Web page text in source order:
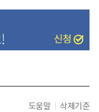
도움말 삭제기준